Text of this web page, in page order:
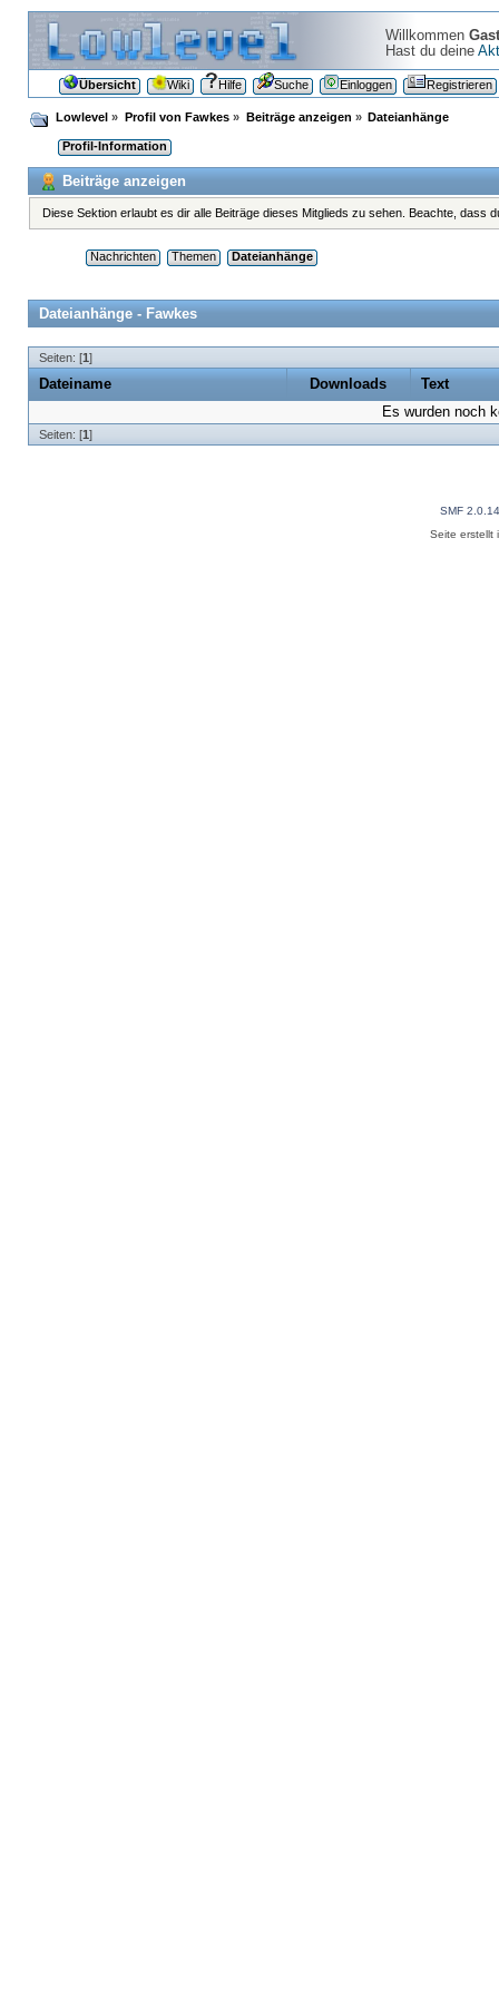
Willkommen Gast
Hast du deine
Übersicht Wiki Hilfe Suche Einloggen Registrieren
Lowlevel » Profil von Fawkes» Beiträge anzeigen » Dateianhänge
Profil-Information
Beiträge anzeigen
Diese Sektion erlaubt es dir alle Beiträge dieses Mitglieds zu sehen. Beachte,
Nachrichten Themen Dateianhänge
Dateianhänge - Fawkes
Seiten: [1]
Dateiname Downloads Text
Es wurden noch
Seiten: [1]
SMF 2.0.14
Seite erstellt